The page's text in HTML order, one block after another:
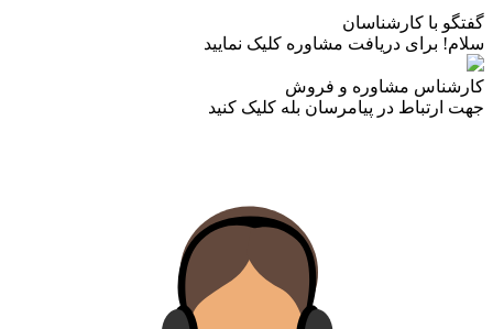
گفتگو با کارشناسان
سلام! برای دریافت مشاوره کلیک نمایید
کارشناس مشاوره و فروش
جهت ارتباط در پیامرسان بله کلیک کنید